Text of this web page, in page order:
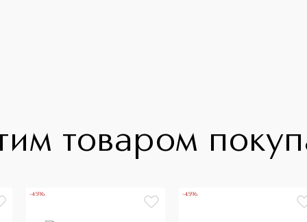
товаром
-45% -45%